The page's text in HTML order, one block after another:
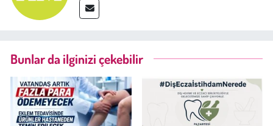
Bunlar da ilginizi çekebilir